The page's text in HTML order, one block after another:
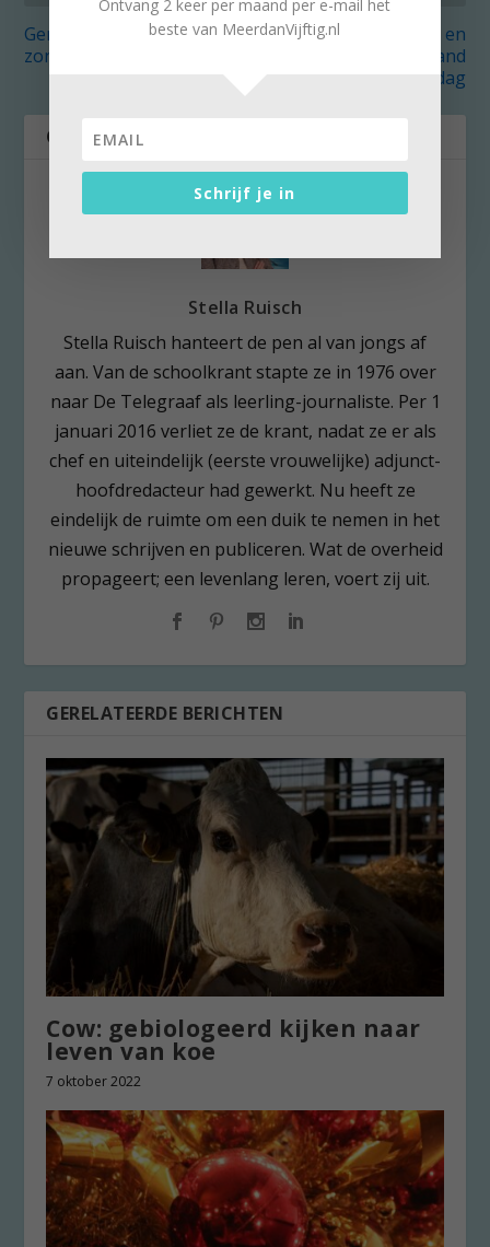
Genieten maar
zondigen tijdens ‘Ikpas’
Kees’ Keuze: fietsen en
fotograferen op rand
van de dag
OVER DE AUTEUR
Stella Ruisch
Stella Ruisch hanteert de pen al van jongs af
aan. Van de schoolkrant stapte ze in 1976 over
naar De Telegraaf als leerling-journaliste. Per 1
januari 2016 verliet ze de krant, nadat ze er als
chef en uiteindelijk (eerste vrouwelijke) adjunct-
hoofdredacteur had gewerkt. Nu heeft ze
eindelijk de ruimte om een duik te nemen in het
nieuwe schrijven en publiceren. Wat de overheid
propageert; een levenlang leren, voert zij uit.
GERELATEERDE BERICHTEN
Cow: gebiologeerd kijken naar
leven van koe
7 oktober 2022
Ontvang 2 keer per maand per e-mail het
beste van MeerdanVijftig.nl
Schrijf je in